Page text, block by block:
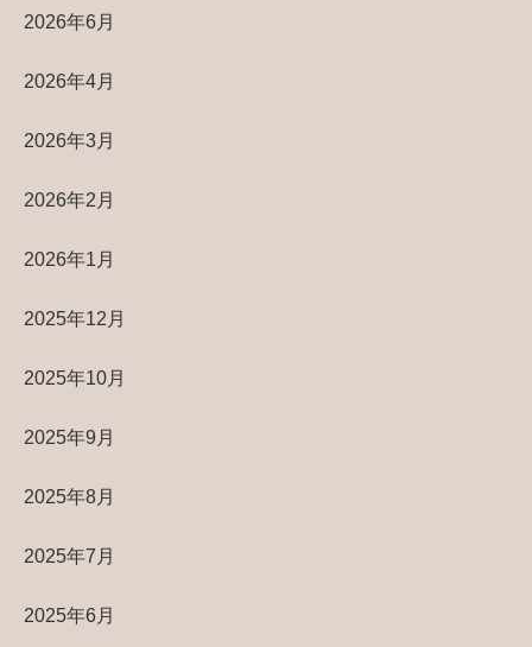
2026年6月
2026年4月
2026年3月
2026年2月
2026年1月
2025年12月
2025年10月
2025年9月
2025年8月
2025年7月
2025年6月